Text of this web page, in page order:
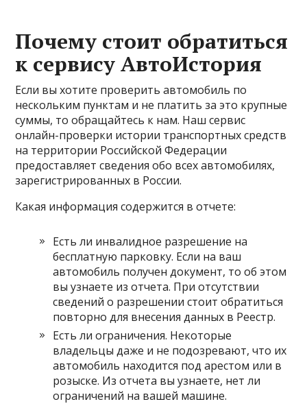
Почему стоит обратиться
к сервису АвтоИстория
Если вы хотите проверить автомобиль по
нескольким пунктам и не платить за это крупные
суммы, то обращайтесь к нам. Наш сервис
онлайн-проверки истории транспортных средств
на территории Российской Федерации
предоставляет сведения обо всех автомобилях,
зарегистрированных в России.
Какая информация содержится в отчете:
Есть ли инвалидное разрешение на
бесплатную парковку. Если на ваш
автомобиль получен документ, то об этом
вы узнаете из отчета. При отсутствии
сведений о разрешении стоит обратиться
повторно для внесения данных в Реестр.
Есть ли ограничения. Некоторые
владельцы даже и не подозревают, что их
автомобиль находится под арестом или в
розыске. Из отчета вы узнаете, нет ли
ограничений на вашей машине.